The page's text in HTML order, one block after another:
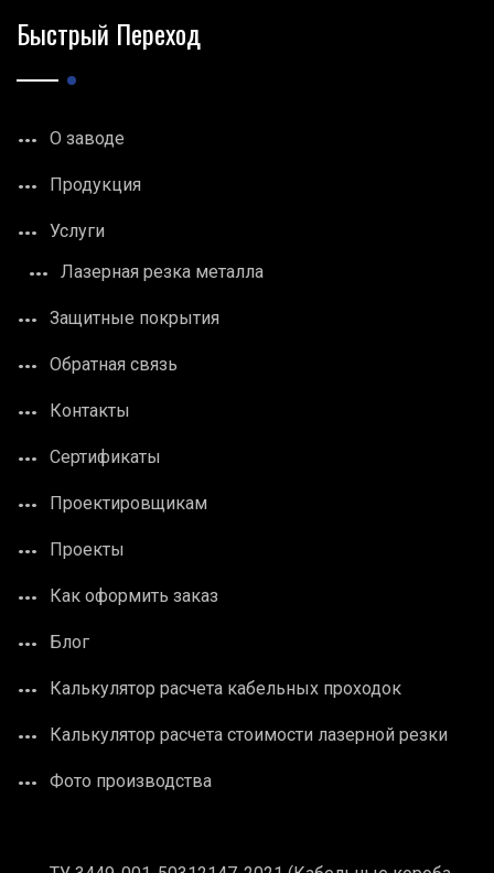
Быстрый Переход
О заводе
Продукция
Услуги
Лазерная резка металла
Защитные покрытия
Обратная связь
Контакты
Сертификаты
Проектировщикам
Проекты
Как оформить заказ
Блог
Калькулятор расчета кабельных проходок
Калькулятор расчета стоимости лазерной резки
Фото производства